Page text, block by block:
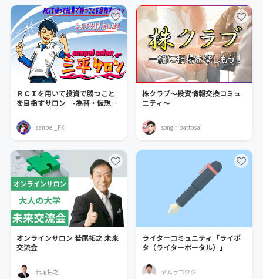
ＲＣＩを用いて投資で勝つこと
を目指すサロン -為替・仮想通
sanpei_FX
株クラブ～投資情報交換コミュ
ニティ～
songiribattosai
オンラインサロン 若尾拓之 未来
交流会
若尾拓之
ライターコミュニティ「ライポ
タ（ライターポータル）」
ヤムラコウジ